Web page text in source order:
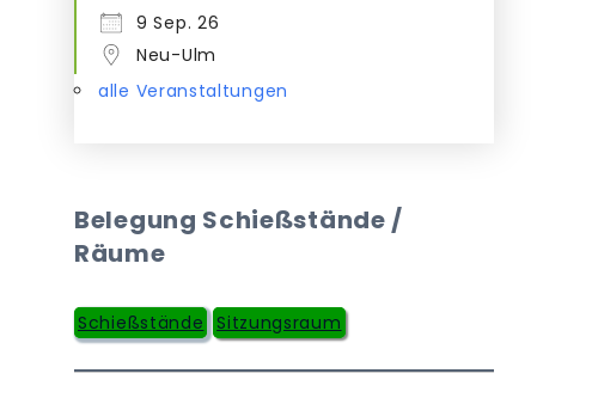
9 Sep. 26
Neu-Ulm
alle Veranstaltungen
Belegung Schießstände /
Räume
Schießstände Sitzungsraum